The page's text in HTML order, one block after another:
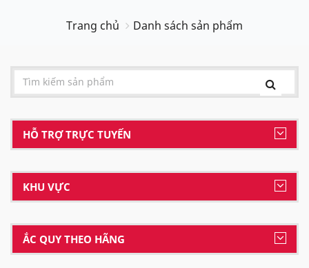
Trang chủ Danh sách sản phẩm
HỖ TRỢ TRỰC TUYẾN
KHU VỰC
ẮC QUY THEO HÃNG